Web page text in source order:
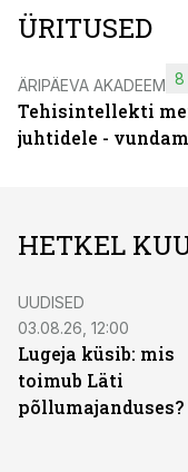
ÜRITUSED
ÄRIPÄEVA AKADEEMIA
Tehisintellekti
juhtidele -
8
HETKEL
UUDISED
03.08.26, 12:00
Lugeja küsib: mis
toimub Läti
põllumajanduses?